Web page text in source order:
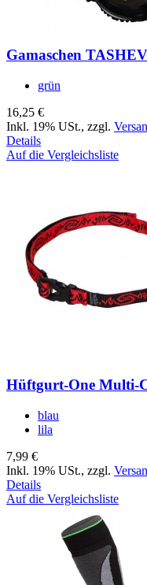
Gamaschen
grün
16,25 €
Inkl. 19% USt., zzgl.
Details
Auf die Vergleichsliste
Hüftgurt-One Multi-
blau
lila
7,99 €
Inkl. 19% USt., zzgl.
Details
Auf die Vergleichsliste